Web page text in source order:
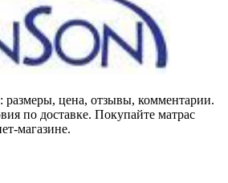
размеры, цена, отзывы, комментарии.
по доставке. Покупайте матрас
магазине.